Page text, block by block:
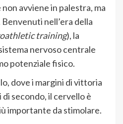
avviene in palestra, ma
nell’era della
training), la
nervoso centrale
potenziale fisico.
dove i margini di vittoria
di secondo, il cervello è
importante da stimolare.